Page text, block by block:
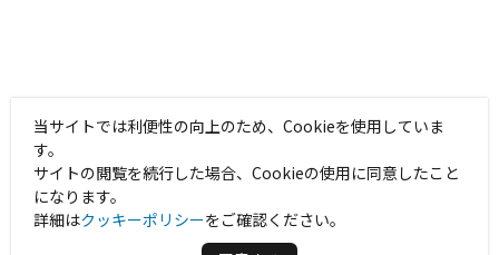
当サイトでは利便性の向上のため、Cookieを使用していま
す。
サイトの閲覧を続行した場合、Cookieの使用に同意したこと
になります。
詳細はクッキーポリシーをご確認ください。